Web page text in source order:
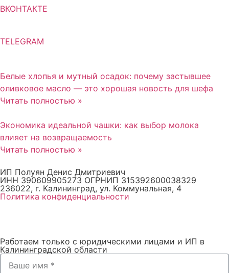
ВКОНТАКТЕ
TELEGRAM
Белые хлопья и мутный осадок: почему застывшее
оливковое масло — это хорошая новость для шефа
Читать полностью »
Экономика идеальной чашки: как выбор молока
влияет на возвращаемость
Читать полностью »
ИП Полуян Денис Дмитриевич
ИНН 390609905273 ОГРНИП 315392600038329
236022, г. Калининград, ул. Коммунальная, 4
Политика конфиденциальности
Работаем только с юридическими лицами и ИП в
Калининградской области